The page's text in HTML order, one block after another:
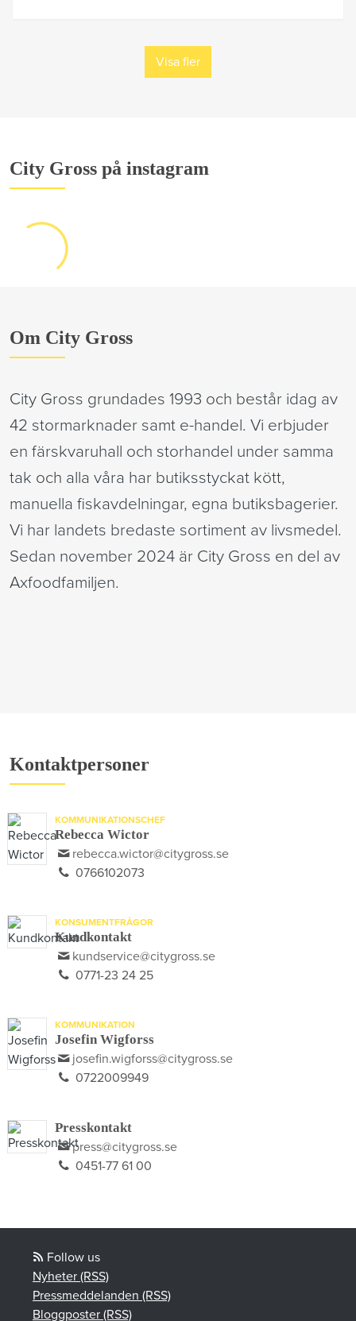
Visa fler
City Gross på instagram
Om City Gross
City Gross grundades 1993 och består idag av
42 stormarknader samt e-handel. Vi erbjuder
en färskvaruhall och storhandel under samma
tak och alla våra har butiksstyckat kött,
manuella fiskavdelningar, egna butiksbagerier.
Vi har landets bredaste sortiment av livsmedel.
Sedan november 2024 är City Gross en del av
Axfoodfamiljen.
Kontaktpersoner
KOMMUNIKATIONSCHEF
Rebecca Wictor
rebecca.wictor@citygross.se
0766102073
KONSUMENTFRÅGOR
Kundkontakt
kundservice@citygross.se
0771-23 24 25
KOMMUNIKATION
Josefin Wigforss
josefin.wigforss@citygross.se
0722009949
Presskontakt
press@citygross.se
0451-77 61 00
Follow us
Nyheter (RSS)
Pressmeddelanden (RSS)
Bloggposter (RSS)